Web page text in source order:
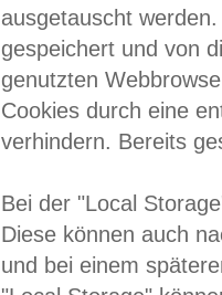
ausgetauscht
gespeichert und von
genutzten
Cookies durch eine
verhindern. Bereits
Bei der "Local
Diese können auch
und bei einem